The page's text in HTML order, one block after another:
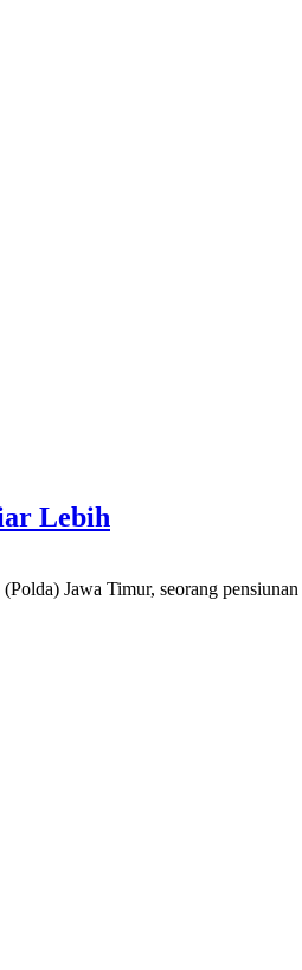
Lebih
Jawa Timur, seorang